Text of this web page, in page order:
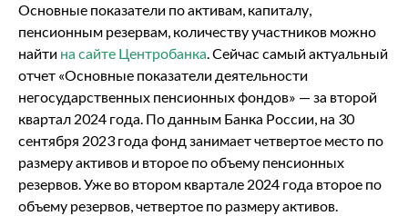
Основные показатели по активам, капиталу,
пенсионным резервам, количеству участников можно
найти на сайте Центробанка. Сейчас самый актуальный
отчет «Основные показатели деятельности
негосударственных пенсионных фондов» — за второй
квартал 2024 года. По данным Банка России, на 30
сентября 2023 года фонд занимает четвертое место по
размеру активов и второе по объему пенсионных
резервов. Уже во втором квартале 2024 года второе по
объему резервов, четвертое по размеру активов.